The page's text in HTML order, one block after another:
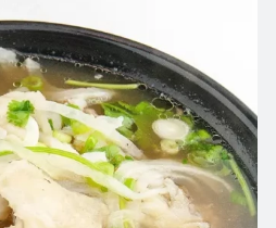
Repas du chef /
$52.99